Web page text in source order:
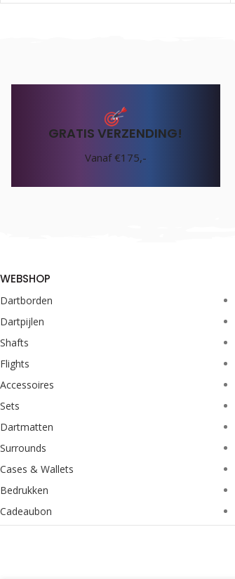
GRATIS VERZENDING!
Vanaf €175,-
WEBSHOP
Dartborden
Dartpijlen
Shafts
Flights
Accessoires
Sets
Dartmatten
Surrounds
Cases & Wallets
Bedrukken
Cadeaubon